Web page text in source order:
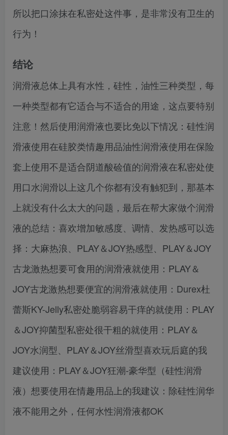
所以把口涂抹在私密处这件事，是非常没有卫生的
行为！
结论
润滑液总体上具有水性，硅性，油性三种类型，每
一种类型都有它适合与不适合的用途，这点要特别
注意！然后使用润滑液也要比免以下情况：硅性润
滑液使用在硅胶类情趣用品油性润滑液使用在保险
套上使用不是适合阴道酸硷值的润滑液在私密处使
用口水润滑以上这几个你都有没有触犯到，那基本
上就没有什么太大的问题，最后在帮大家做个润滑
液的总结：喜欢增加敏感度、调情、发热感可以选
择：大麻热浪、PLAY＆JOY热感型、PLAY＆JOY
古龙激热想要可食用的润滑液就使用：PLAY＆
JOY古龙激热想要便宜的润滑液就使用：Durex杜
蕾斯KY-Jelly私密处脆弱容易干痒的就使用：PLAY
＆JOY抑菌型私密处很干粗的就使用：PLAY＆
JOY水润型、PLAY＆JOY丝滑型喜欢玩后庭的我
建议使用：PLAY＆JOY狂潮-豪华型（硅性润滑
液）想要使用在情趣用品上的我建议：除硅性润华
液不能用之外，任何水性润滑液都OK